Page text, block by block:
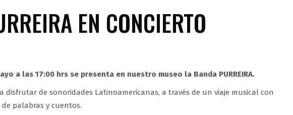
EN CONCIERTO
a las 17:00 hrs se presenta en nuestro museo la Banda PURREIRA.
disfrutar de sonoridades Latinoamericanas, a través de un viaje musical con
palabras y cuentos.